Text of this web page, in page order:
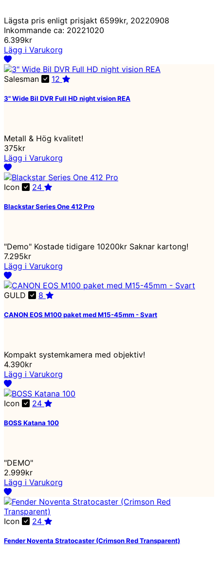
Lägsta pris enligt prisjakt 6599kr, 20220908
Inkommande ca: 20221020
6.399kr
Lägg i Varukorg
Salesman 12
3" Wide Bil DVR Full HD night vision REA
Metall & Hög kvalitet!
375kr
Lägg i Varukorg
Icon 24
Blackstar Series One 412 Pro
"Demo" Kostade tidigare 10200kr Saknar kartong!
7.295kr
Lägg i Varukorg
GULD 8
CANON EOS M100 paket med M15-45mm - Svart
Kompakt systemkamera med objektiv!
4.390kr
Lägg i Varukorg
Icon 24
BOSS Katana 100
"DEMO"
2.999kr
Lägg i Varukorg
Icon 24
Fender Noventa Stratocaster (Crimson Red Transparent)